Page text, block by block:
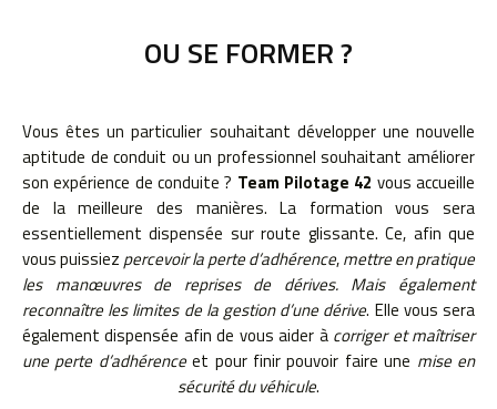
OU SE FORMER ?
Vous êtes un particulier souhaitant développer une nouvelle
aptitude de conduit ou un professionnel souhaitant améliorer
son expérience de conduite ? Team Pilotage 42 vous accueille
de la meilleure des manières. La formation vous sera
essentiellement dispensée sur route glissante. Ce, afin que
vous puissiez percevoir la perte d’adhérence,mettre en pratique
les manœuvres de reprises de dérives. Mais également
reconnaître les limites de la gestion d’une dérive. Elle vous sera
également dispensée afin de vous aider à corriger et maîtriser
une perte d’adhérenceet pour finir pouvoir faire une mise en
sécurité du véhicule.